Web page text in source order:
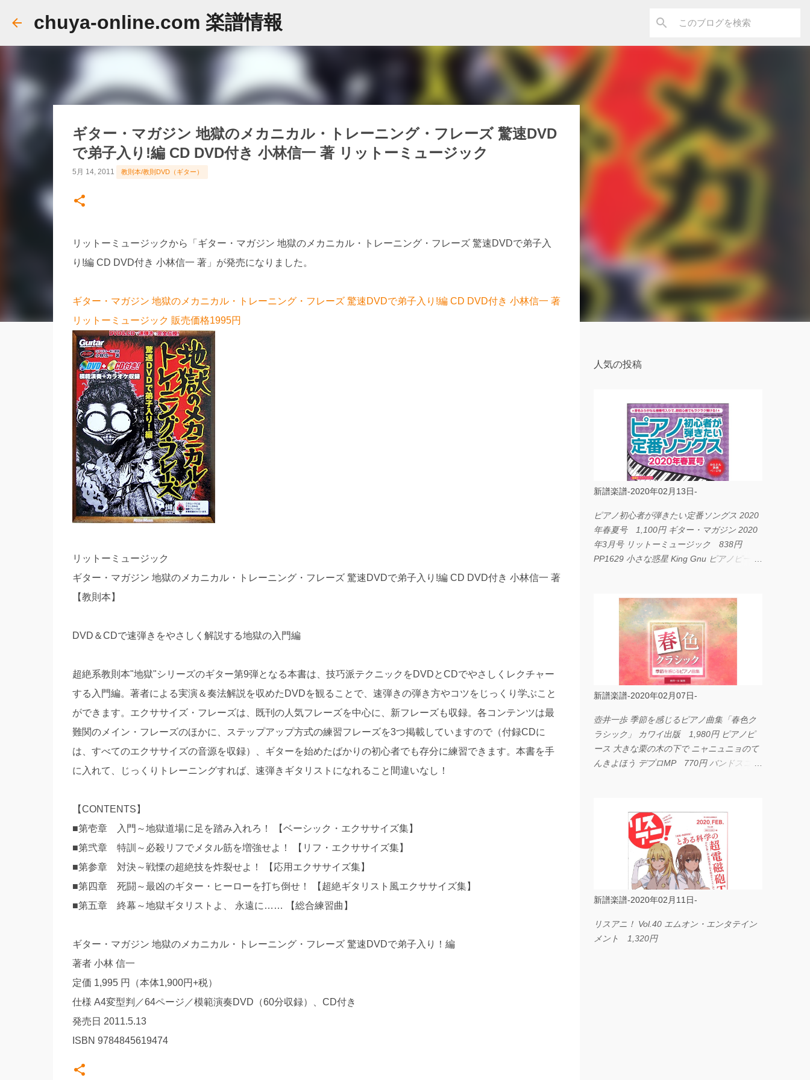
chuya-online.com 楽譜情報
ギター・マガジン 地獄のメカニカル・トレーニング・フレーズ 驚速DVD
で弟子入り!編 CD DVD付き 小林信一 著 リットーミュージック
5月 14, 2011 教則本/教則DVD（ギター）
リットーミュージックから「ギター・マガジン 地獄のメカニカル・トレーニング・フレーズ 驚速DVDで弟子入
り!編 CD DVD付き 小林信一 著」が発売になりました。
ギター・マガジン 地獄のメカニカル・トレーニング・フレーズ 驚速DVDで弟子入り!編 CD DVD付き 小林信一 著
リットーミュージック 販売価格1995円
リットーミュージック
ギター・マガジン 地獄のメカニカル・トレーニング・フレーズ 驚速DVDで弟子入り!編 CD DVD付き 小林信一 著
【教則本】
DVD＆CDで速弾きをやさしく解説する地獄の入門編
超絶系教則本"地獄"シリーズのギター第9弾となる本書は、技巧派テクニックをDVDとCDでやさしくレクチャー
する入門編。著者による実演＆奏法解説を収めたDVDを観ることで、速弾きの弾き方やコツをじっくり学ぶこと
ができます。エクササイズ・フレーズは、既刊の人気フレーズを中心に、新フレーズも収録。各コンテンツは最
難関のメイン・フレーズのほかに、ステップアップ方式の練習フレーズを3つ掲載していますので（付録CDに
は、すべてのエクササイズの音源を収録）、ギターを始めたばかりの初心者でも存分に練習できます。本書を手
に入れて、じっくりトレーニングすれば、速弾きギタリストになれること間違いなし！
【CONTENTS】
■第壱章 入門～地獄道場に足を踏み入れろ！ 【ベーシック・エクササイズ集】
■第弐章 特訓～必殺リフでメタル筋を増強せよ！ 【リフ・エクササイズ集】
■第参章 対決～戦慄の超絶技を炸裂せよ！ 【応用エクササイズ集】
■第四章 死闘～最凶のギター・ヒーローを打ち倒せ！ 【超絶ギタリスト風エクササイズ集】
■第五章 終幕～地獄ギタリストよ、 永遠に…… 【総合練習曲】
ギター・マガジン 地獄のメカニカル・トレーニング・フレーズ 驚速DVDで弟子入り！編
著者 小林 信一
定価 1,995 円（本体1,900円+税）
仕様 A4変型判／64ページ／模範演奏DVD（60分収録）、CD付き
発売日 2011.5.13
ISBN 9784845619474
人気の投稿
新譜楽譜-2020年02月13日-
ピアノ初心者が弾きたい定番ソングス 2020
年春夏号 1,100円 ギター・マガジン 2020
年3月号 リットーミュージック 838円
PP1629 小さな惑星 King Gnu ピアノピース
LOVE... Official髭男dism バンドピース フェ
アリー 825円
新譜楽譜-2020年02月07日-
壺井一歩 季節を感じるピアノ曲集「春色ク
ラシック」 カワイ出版 1,980円 ピアノピ
ース 大きな栗の木の下で ニャニュニョのて
んきよほう デプロMP 770円 バンドスコア
ス I LOVE．．． Official髭男dism やさしく
弾ける ピアノピース フェアリー 660円
BP2225 Kingdom of the Heavens 春畑道哉
バンドピース フェアリー 825円
新譜楽譜-2020年02月11日-
リスアニ！ Vol.40 エムオン・エンタテイン
メント 1,320円